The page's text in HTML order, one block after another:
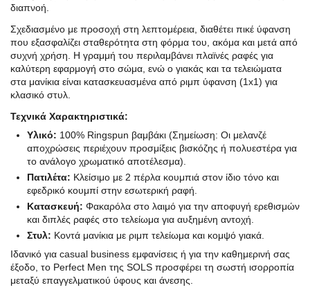
διαπνοή.
Σχεδιασμένο με προσοχή στη λεπτομέρεια, διαθέτει πικέ ύφανση
που εξασφαλίζει σταθερότητα στη φόρμα του, ακόμα και μετά από
συχνή χρήση. Η γραμμή του περιλαμβάνει πλαϊνές ραφές για
καλύτερη εφαρμογή στο σώμα, ενώ ο γιακάς και τα τελειώματα
στα μανίκια είναι κατασκευασμένα από ριμπ ύφανση (1x1) για
κλασικό στυλ.
Τεχνικά Χαρακτηριστικά:
Υλικό: 100% Ringspun βαμβάκι (Σημείωση: Οι μελανζέ
αποχρώσεις περιέχουν προσμίξεις βισκόζης ή πολυεστέρα για
το ανάλογο χρωματικό αποτέλεσμα).
Πατιλέτα: Κλείσιμο με 2 πέρλα κουμπιά στον ίδιο τόνο και
εφεδρικό κουμπί στην εσωτερική ραφή.
Κατασκευή: Φακαρόλα στο λαιμό για την αποφυγή ερεθισμών
και διπλές ραφές στο τελείωμα για αυξημένη αντοχή.
Στυλ: Κοντά μανίκια με ριμπ τελείωμα και κομψό γιακά.
Ιδανικό για casual business εμφανίσεις ή για την καθημερινή σας
έξοδο, το Perfect Men της SOLS προσφέρει τη σωστή ισορροπία
μεταξύ επαγγελματικού ύφους και άνεσης.